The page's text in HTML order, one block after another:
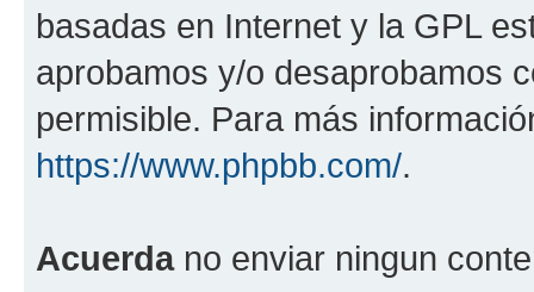
basadas en Internet y la GPL
aprobamos y/o desaprobamos
permisible. Para más
https://www.phpbb.com/.
Acuerdano enviar ningun